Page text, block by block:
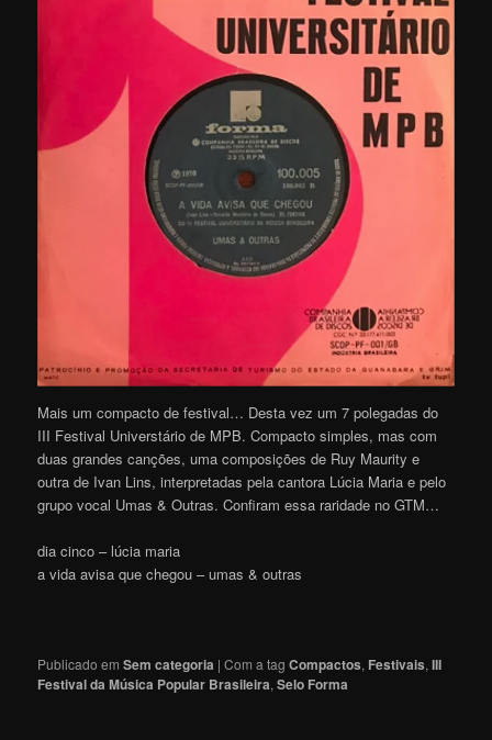
Mais um compacto de festival… Desta vez um 7 polegadas do
III Festival Universtário de MPB. Compacto simples, mas com
duas grandes canções, uma composições de Ruy Maurity e
outra de Ivan Lins, interpretadas pela cantora Lúcia Maria e pelo
grupo vocal Umas & Outras. Confiram essa raridade no GTM…
dia cinco – lúcia maria
a vida avisa que chegou – umas & outras
Publicado em Sem categoria |Com a tagCompactos, Festivais,III
Festival da Música Popular Brasileira,Selo Forma